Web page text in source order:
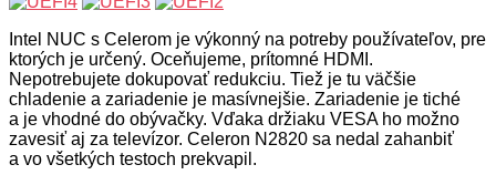
Intel NUC s Celerom je výkonný na potreby používateľov, pre
ktorých je určený. Oceňujeme, prítomné HDMI.
Nepotrebujete dokupovať redukciu. Tiež je tu väčšie
chladenie a zariadenie je masívnejšie. Zariadenie je tiché
a je vhodné do obývačky. Vďaka držiaku VESA ho možno
zavesiť aj za televízor. Celeron N2820 sa nedal zahanbiť
a vo všetkých testoch prekvapil.